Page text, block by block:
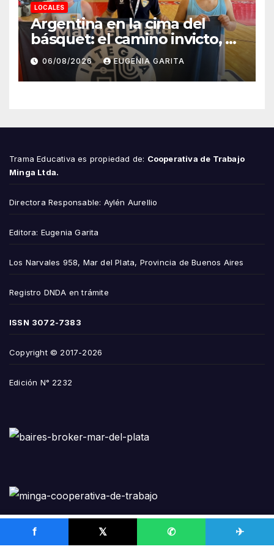
LOCALES
Argentina en la cima del
básquet: el camino invicto, el
esfuerzo familiar y la jugada
que valió un Mundial
06/08/2026 EUGENIA GARITA
Trama Educativa es propiedad de: Cooperativa de Trabajo
Minga Ltda.
Directora Responsable: Aylén Aurellio
Editora: Eugenia Garita
Los Narvales 958, Mar del Plata, Provincia de Buenos Aires
Registro DNDA en trámite
ISSN 3072-7383
Copyright © 2017-2026
Edición N° 2232
f 𝕏 ✆ ✈